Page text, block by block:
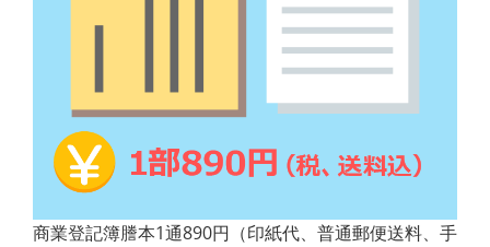
商業登記簿謄本1通890円（印紙代、普通郵便送料、手